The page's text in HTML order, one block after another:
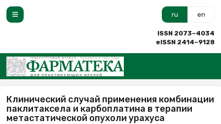
ru en
ISSN 2073–4034
eISSN 2414–9128
Клинический случай применения комбинации
паклитаксела и карбоплатина в терапии
метастатической опухоли урахуса